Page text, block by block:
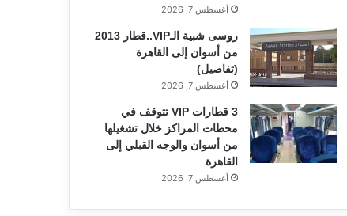
أغسطس 7, 2026
روسى شبية الـVIP..قطار 2013
من أسوان إلى القاهرة
(تفاصيل)
أغسطس 7, 2026
3 قطارات VIP تتوقف في
محطات المراكز خلال تشغيلها
من أسوان والوجه القبلي إلى
القاهرة
أغسطس 7, 2026